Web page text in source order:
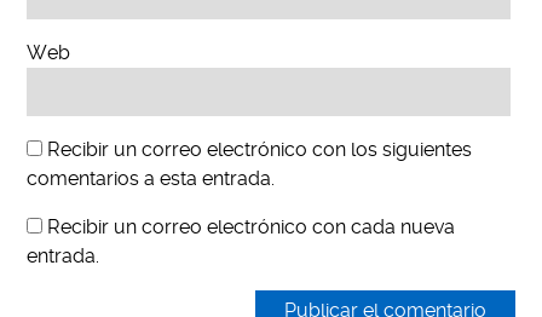
Web
Recibir un correo electrónico con los siguientes
comentarios a esta entrada.
Recibir un correo electrónico con cada nueva
entrada.